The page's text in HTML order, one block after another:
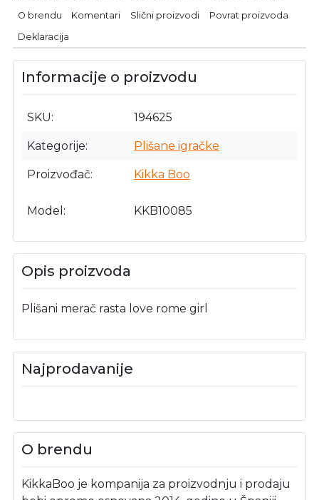
O brendu Komentari Slični proizvodi Povrat proizvoda
Deklaracija
Informacije o proizvodu
SKU 194625
Kategorije Plišane igračke
Proizvođač Kikka Boo
Model KKB10085
Opis proizvoda
Plišani merač rasta love rome girl
Najprodavanije
O brendu
KikkaBoo je kompanija za proizvodnju i prodaju